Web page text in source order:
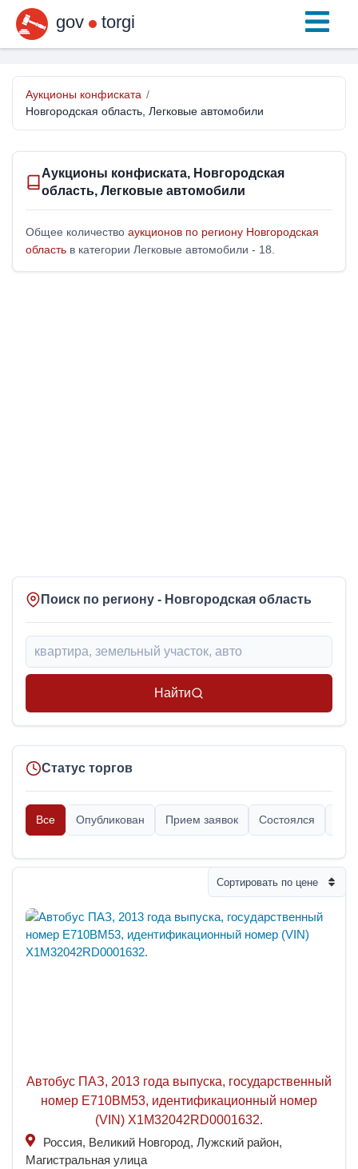
gov torgi
Аукционы конфиската /
Новгородская область, Легковые автомобили
Аукционы конфиската, Новгородская
область, Легковые автомобили
Общее количество аукционов по региону Новгородская
область в категории Легковые автомобили - 18.
Поиск по региону - Новгородская область
Найти
Статус торгов
Все Опубликован Прием заявок Состоялся
Сортировать по цене
Автобус ПАЗ, 2013 года выпуска, государственный
номер Е710ВМ53, идентификационный номер
(VIN) X1M32042RD0001632.
Россия, Великий Новгород, Лужский район,
Магистральная улица